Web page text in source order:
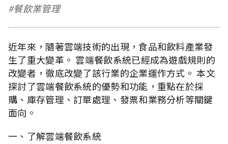
#餐飲業管理
近年來，隨著雲端技術的出現，食品和飲料產業發
生了重大變革。 雲端餐飲系統已經成為遊戲規則的
改變者，徹底改變了該行業的企業運作方式。 本文
探討了雲端餐飲系統的優勢和功能，重點在於採
購、庫存管理、訂單處理、發票和業務分析等關鍵
面向。
一、了解雲端餐飲系統